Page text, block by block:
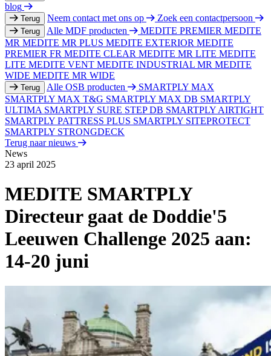
blog
Terug Neem contact met ons op Zoek een contactpersoon
Terug Alle MDF producten MEDITE PREMIER MEDITE
MR MEDITE MR PLUS MEDITE EXTERIOR MEDITE
PREMIER FR MEDITE CLEAR MEDITE MR LITE MEDITE
LITE MEDITE VENT MEDITE INDUSTRIAL MR MEDITE
WIDE MEDITE MR WIDE
Terug Alle OSB producten
SMARTPLY MAX
SMARTPLY MAX T&G SMARTPLY MAX DB SMARTPLY
ULTIMA SMARTPLY SURE STEP DB SMARTPLY AIRTIGHT
SMARTPLY PATTRESS PLUS SMARTPLY SITEPROTECT
SMARTPLY STRONGDECK
Terug naar nieuws
News
23 april 2025
MEDITE SMARTPLY
Directeur gaat de Doddie'5
Leeuwen Challenge 2025 aan:
14-20 juni